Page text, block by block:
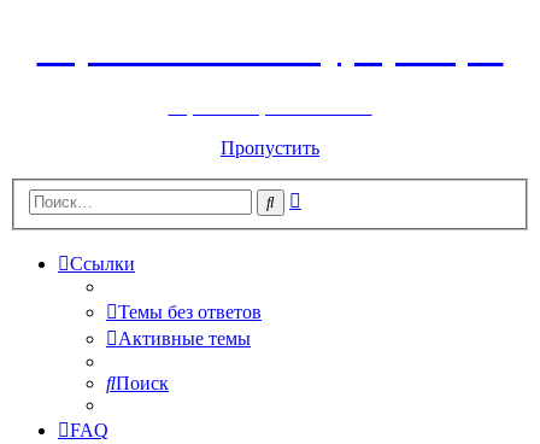
Пропустить
Поиск
Ссылки
Темы без ответов
Активные темы
Поиск
FAQ